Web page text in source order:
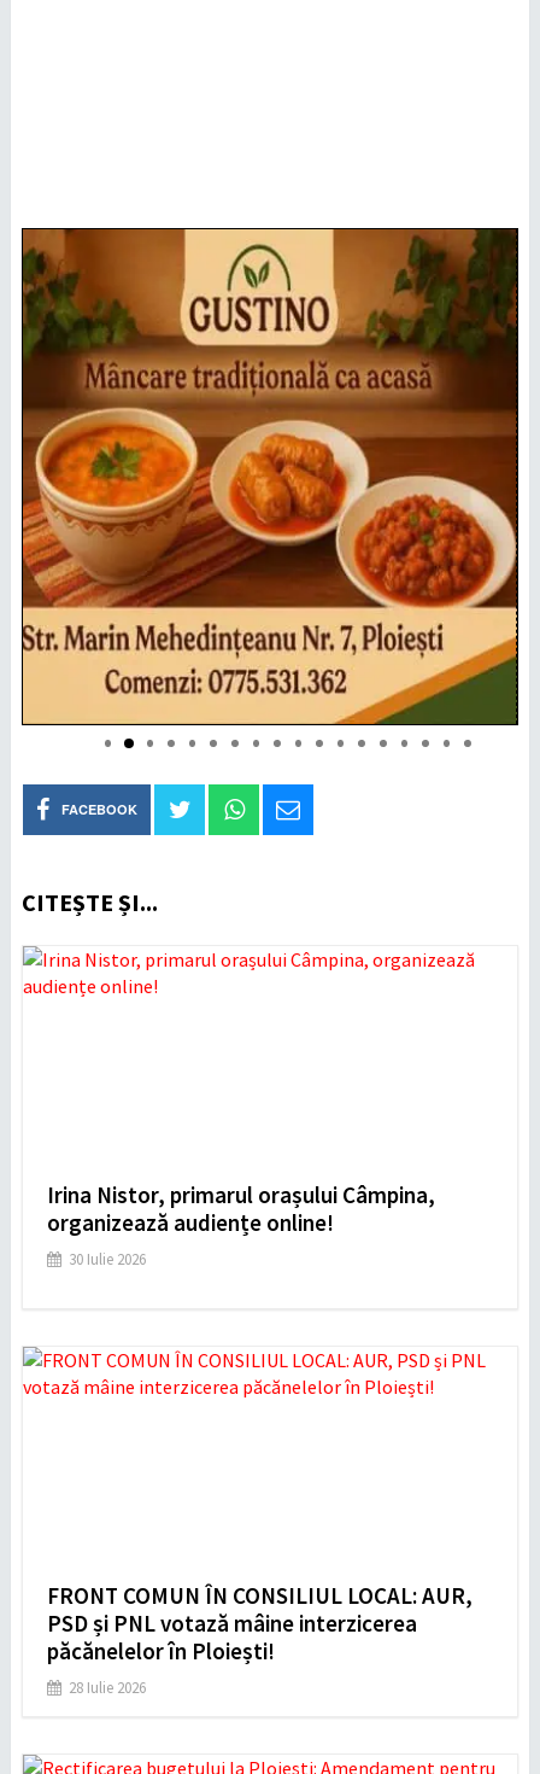
FACEBOOK
CITEȘTE ȘI...
Irina Nistor, primarul orașului Câmpina,
organizează audiențe online!
30 Iulie 2026
FRONT COMUN ÎN CONSILIUL LOCAL: AUR,
PSD și PNL votază mâine interzicerea
păcănelelor în Ploiești!
28 Iulie 2026